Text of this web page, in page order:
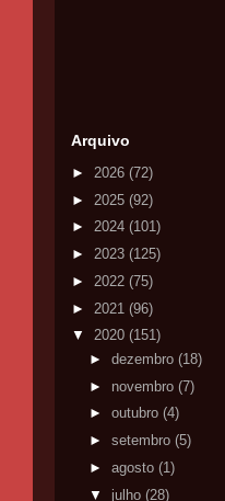
Arquivo
► 2026 (72)
► 2025 (92)
► 2024 (101)
► 2023 (125)
► 2022 (75)
► 2021 (96)
▼ 2020 (151)
► dezembro (18)
► novembro (7)
► outubro (4)
► setembro (5)
► agosto (1)
▼ julho (28)